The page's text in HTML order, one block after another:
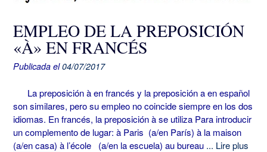
EMPLEO DE LA PREPOSICIÓN
«À» EN FRANCÉS
Publicada el04/07/2017
La preposición à en francés y la preposición a en español
son similares, pero su empleo no coincide siempre en los dos
idiomas. En francés, la preposición à se utiliza Para introducir
un complemento de lugar: à Paris (a/en París) à la maison
(a/en casa) à l’école (a/en la escuela) au bureau ... Lire plus